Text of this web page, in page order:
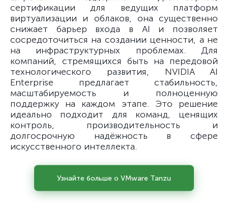
сертификации для ведущих платформ
виртуализации и облаков, она существенно
снижает барьер входа в AI и позволяет
сосредоточиться на создании ценности, а не
на инфраструктурных проблемах. Для
компаний, стремящихся быть на передовой
технологического развития, NVIDIA AI
Enterprise предлагает стабильность,
масштабируемость и полноценную
поддержку на каждом этапе. Это решение
идеально подходит для команд, ценящих
контроль, производительность и
долгосрочную надёжность в сфере
искусственного интеллекта.
Узнайте больше о VMware Tanzu